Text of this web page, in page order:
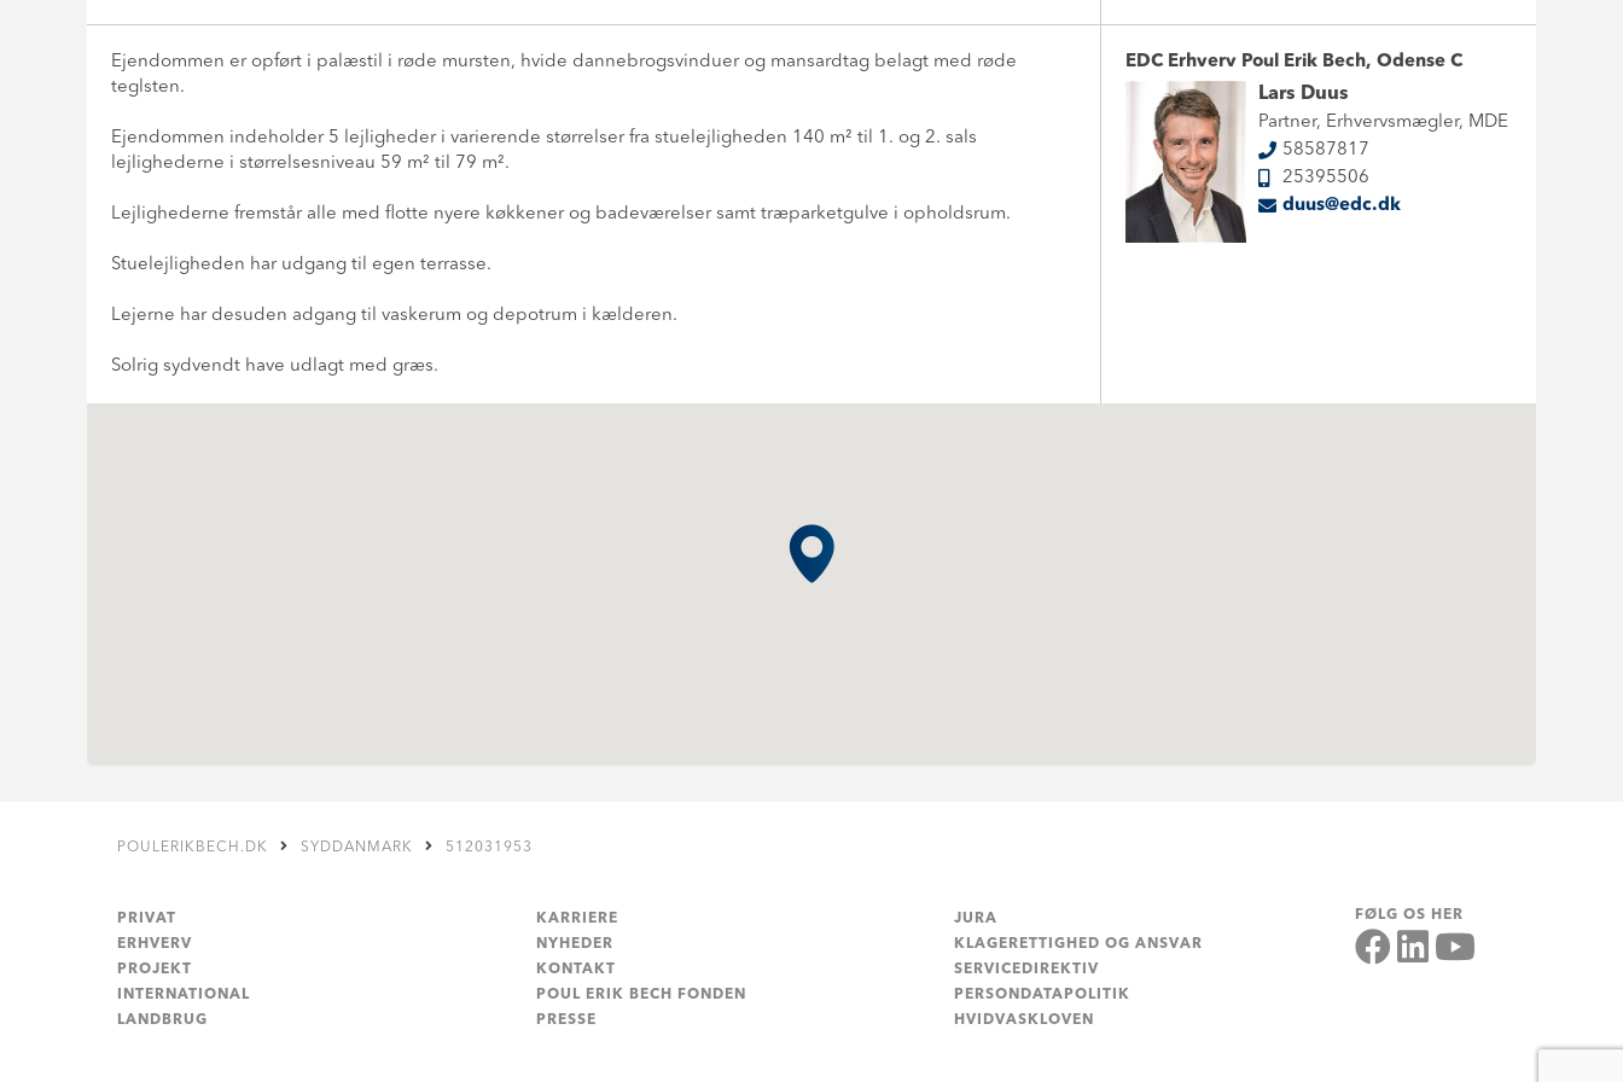
Ejendommen er opført i palæstil i røde mursten, hvide dannebrogsvinduer og mansardtag belagt med røde
teglsten.
Ejendommen indeholder 5 lejligheder i varierende størrelser fra stuelejligheden 140 m² til 1. og 2. sals
lejlighederne i størrelsesniveau 59 m² til 79 m².
Lejlighederne fremstår alle med flotte nyere køkkener og badeværelser samt træparketgulve i opholdsrum.
Stuelejligheden har udgang til egen terrasse.
Lejerne har desuden adgang til vaskerum og depotrum i kælderen.
Solrig sydvendt have udlagt med græs.
EDC Erhverv Poul Erik Bech, Odense C
Lars Duus
Partner, Erhvervsmægler, MDE
58587817
25395506
duus@edc.dk
POULERIKBECH.DK SYDDANMARK 512031953
PRIVAT
ERHVERV
PROJEKT
INTERNATIONAL
LANDBRUG
KARRIERE
NYHEDER
KONTAKT
POUL ERIK BECH FONDEN
PRESSE
JURA
KLAGERETTIGHED OG ANSVAR
SERVICEDIREKTIV
PERSONDATAPOLITIK
HVIDVASKLOVEN
FØLG OS HER